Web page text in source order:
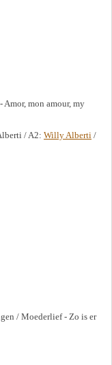
Amor, mon amour, my
/ A2: Willy Alberti /
/ Moederlief - Zo is er